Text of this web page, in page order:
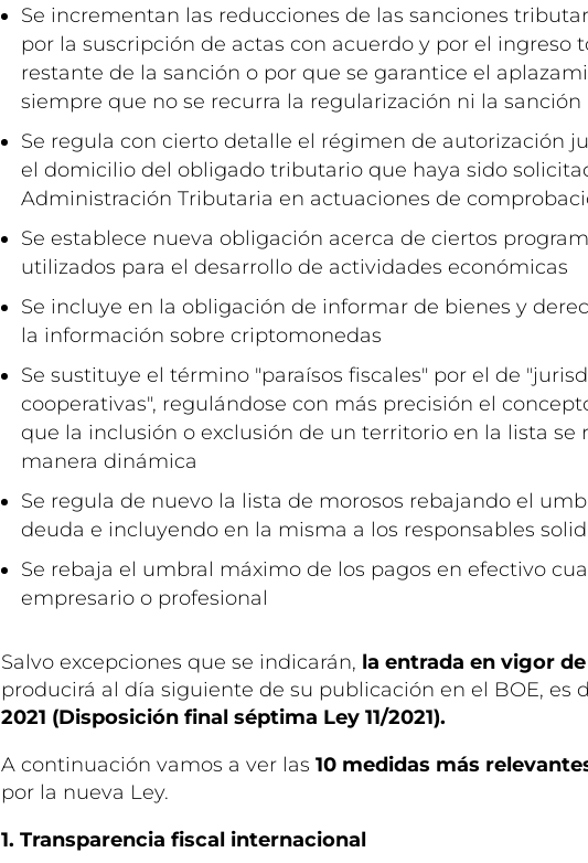
Se incrementan las reducciones de las sanciones
por la suscripción de actas con acuerdo y por el ingreso
restante de la sanción o por que se garantice el
siempre que no se recurra la regularización ni la sanción
Se regula con cierto detalle el régimen de autorización
el domicilio del obligado tributario que haya sido
Administración Tributaria en actuaciones de
Se establece nueva obligación acerca de ciertos
utilizados para el desarrollo de actividades económicas
Se incluye en la obligación de informar de bienes y
la información sobre criptomonedas
Se sustituye el término "paraísos fiscales" por el de
cooperativas", regulándose con más precisión el
que la inclusión o exclusión de un territorio en la lista se
manera dinámica
Se regula de nuevo la lista de morosos rebajando el
deuda e incluyendo en la misma a los responsables
Se rebaja el umbral máximo de los pagos en efectivo
empresario o profesional
Salvo excepciones que se indicarán, la entrada en vigor
producirá al día siguiente de su publicación en el BOE, es
2021 (Disposición final séptima Ley 11/2021).
A continuación vamos a ver las 10 medidas más
por la nueva Ley.
1. Transparencia fiscal internacional